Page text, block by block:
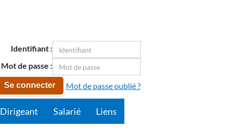
Identifiant :
Mot de passe :
Se connecter Mot de passe oublié ?
Dirigeant Salarié Liens